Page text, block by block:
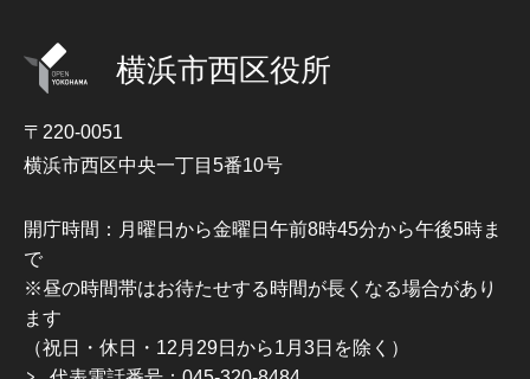
横浜市西区役所
〒220-0051
横浜市西区中央一丁目5番10号
開庁時間：月曜日から金曜日午前8時45分から午後5時ま
で
※昼の時間帯はお待たせする時間が長くなる場合があり
ます
（祝日・休日・12月29日から1月3日を除く）